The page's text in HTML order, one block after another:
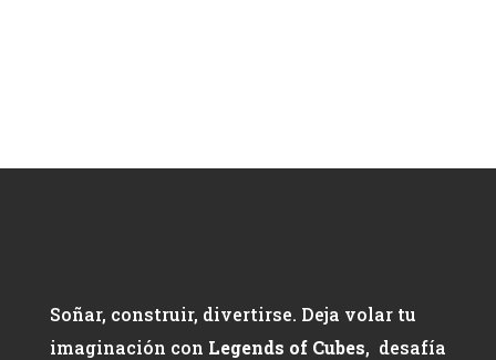
Soñar, construir, divertirse. Deja volar tu
imaginación con Legends of Cubes, desafía